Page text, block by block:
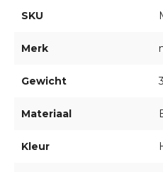
SKU
Merk
Gewicht
Materiaal
Kleur